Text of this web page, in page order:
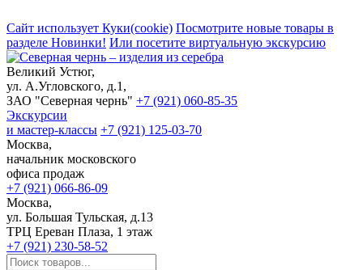
Сайт использует Куки(cookie) Посмотрите новые товары в
разделе Новинки! Или посетите виртуальную экскурсию
Великий Устюг,
ул. А.Угловского, д.1,
ЗАО "Северная чернь" +7 (921) 060-85-35
Экскурсии
и мастер-классы +7 (921) 125-03-70
Москва,
начальник московского
офиса продаж
+7 (921) 066-86-09
Москва,
ул. Большая Тульская, д.13
ТРЦ Ереван Плаза, 1 этаж
+7 (921) 230-58-52